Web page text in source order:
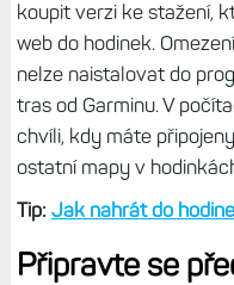
koupit verzi ke stažení,
web do hodinek.
nelze naistalovat do
tras od Garminu. V
chvíli, kdy máte
ostatní mapy v
Tip: Jak nahrát do
Připravte se